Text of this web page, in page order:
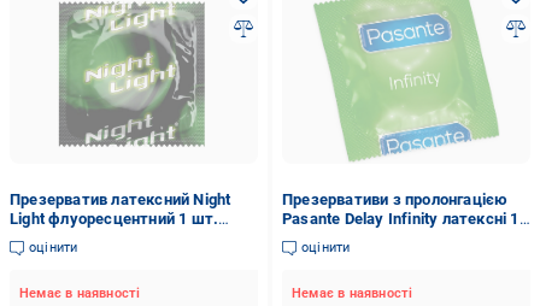
Презерватив латексний Night
Light флуоресцентний 1 шт.
(12000C)
оцінити
Немає в наявності
Презервативи з пролонгацією
Pasante Delay Infinity латексні 12
шт. (1160-1)
оцінити
Немає в наявності